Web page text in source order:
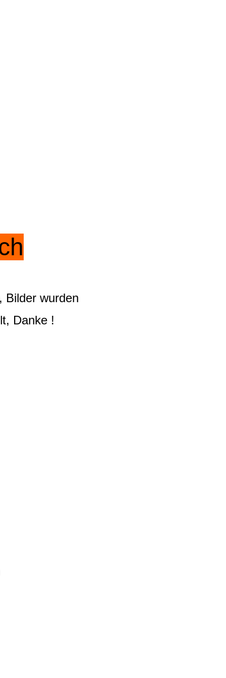
Bilder wurden
Danke !